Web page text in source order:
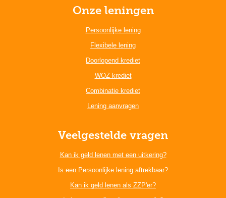
Onze leningen
Persoonlijke lening
Flexibele lening
Doorlopend krediet
WOZ krediet
Combinatie krediet
Lening aanvragen
Veelgestelde vragen
Kan ik geld lenen met een uitkering?
Is een Persoonlijke lening aftrekbaar?
Kan ik geld lenen als ZZP'er?